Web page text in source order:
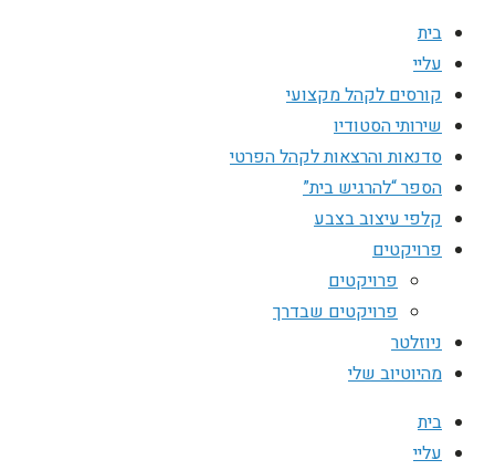
בית
עליי
קורסים לקהל מקצועי
שירותי הסטודיו
סדנאות והרצאות לקהל הפרטי
הספר “להרגיש בית”
קלפי עיצוב בצבע
פרויקטים
פרויקטים
פרויקטים שבדרך
ניוזלטר
מהיוטיוב שלי
בית
עליי